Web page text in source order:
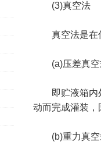
(3)真空法
真空法是在低
(a)压差真空
即贮液箱内处
动而完成灌装
(b)重力真空